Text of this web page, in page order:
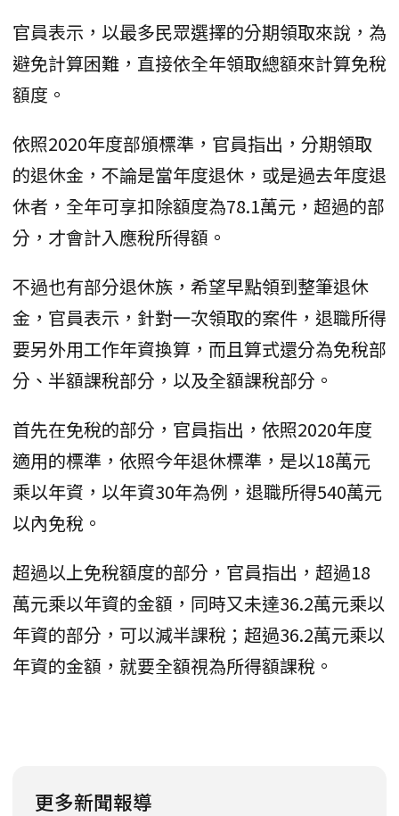
官員表示，以最多民眾選擇的分期領取來說，為
避免計算困難，直接依全年領取總額來計算免稅
額度。
依照2020年度部頒標準，官員指出，分期領取
的退休金，不論是當年度退休，或是過去年度退
休者，全年可享扣除額度為78.1萬元，超過的部
分，才會計入應稅所得額。
不過也有部分退休族，希望早點領到整筆退休
金，官員表示，針對一次領取的案件，退職所得
要另外用工作年資換算，而且算式還分為免稅部
分、半額課稅部分，以及全額課稅部分。
首先在免稅的部分，官員指出，依照2020年度
適用的標準，依照今年退休標準，是以18萬元
乘以年資，以年資30年為例，退職所得540萬元
以內免稅。
超過以上免稅額度的部分，官員指出，超過18
萬元乘以年資的金額，同時又未達36.2萬元乘以
年資的部分，可以減半課稅；超過36.2萬元乘以
年資的金額，就要全額視為所得額課稅。
更多新聞報導